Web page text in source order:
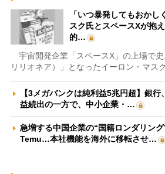
「いつ暴発してもおか
スク氏とスペースXが抱
的…
宇宙開発企業「スペースX」の上場で史
リリオネア）」となったイーロン・マス
【3メガバンクは純利益5兆円超】銀
益続出の一方で、中小企業・…
急増する中国企業の“国籍ロンダリン
Temu…本社機能を海外に移転させ…